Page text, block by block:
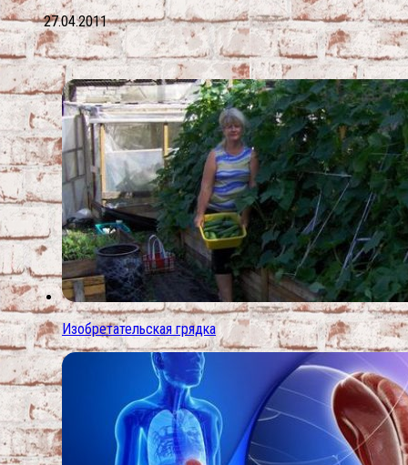
27.04.2011
Изобретательская грядка